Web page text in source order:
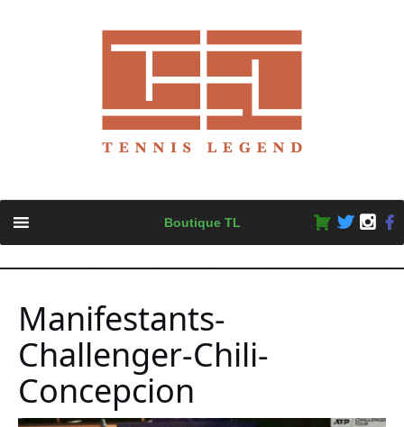
content
Boutique TL
Manifestants-
Challenger-Chili-
Concepcion